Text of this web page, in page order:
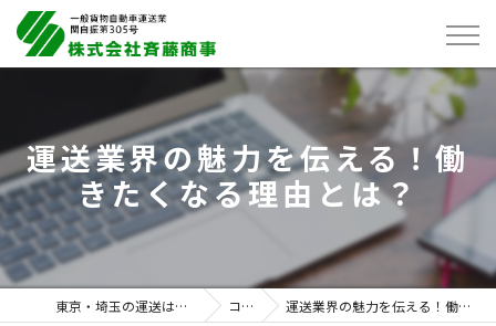
運送業界の魅力を伝える！働
きたくなる理由とは？
東京・埼玉の運送は株式会社斉藤商事 コラム 運送業界の魅力を伝える！働きたくなる理由とは？